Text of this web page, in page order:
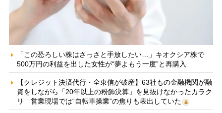
「この恐ろしい株はさっさと手放したい…」キオクシア株で
500万円の利益を出した女性が“夢よもう一度”と再購入
【クレジット決済代行・全東信が破産】63社もの金融機関が融
資をしながら「20年以上の粉飾決算」を見抜けなかったカラク
リ 営業現場では“自転車操業”の焦りも表出していた